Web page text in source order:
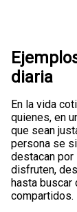
diaria
En la vida
quienes, en
que sean
persona se
destacan por
disfruten,
hasta buscar
compartidos.